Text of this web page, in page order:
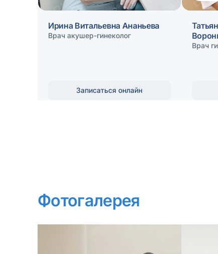
Ирина Витальевна Ананьева
Врач акушер-гинеколог
Записаться онлайн
Врач
Фотогалерея